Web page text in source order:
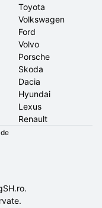
Toyota
Volkswagen
Ford
Volvo
Porsche
Skoda
Dacia
Hyundai
Lexus
Renault
.